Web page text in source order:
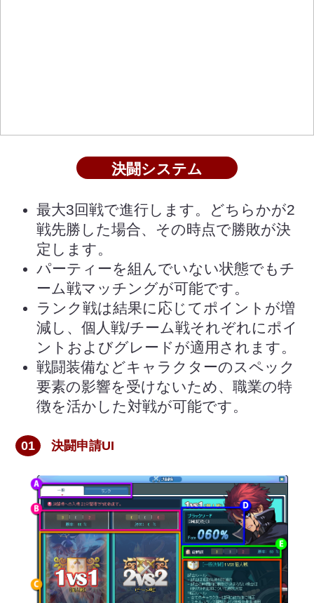
決闘システム
最大3回戦で進行します。どちらかが2
戦先勝した場合、その時点で勝敗が決
定します。
パーティーを組んでいない状態でもチ
ーム戦マッチングが可能です。
ランク戦は結果に応じてポイントが増
減し、個人戦/チーム戦それぞれにポイ
ントおよびグレードが適用されます。
戦闘装備などキャラクターのスペック
要素の影響を受けないため、職業の特
徴を活かした対戦が可能です。
01 決闘申請UI